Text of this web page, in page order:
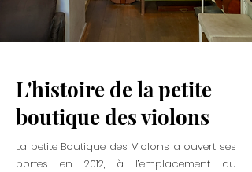
L'histoire de la petite
boutique des violons
La petite Boutique des Violons a ouvert ses
portes en 2012, à l’emplacement du